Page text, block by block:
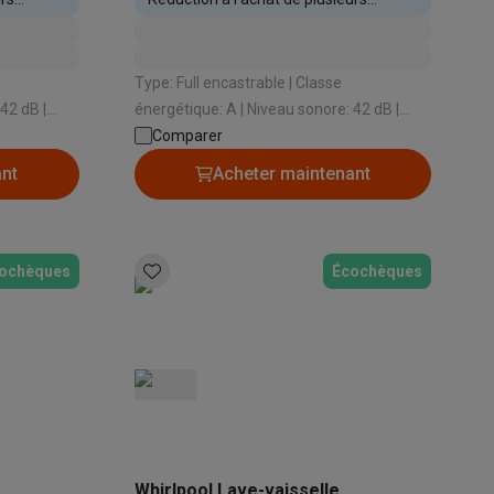
Type: Full encastrable | Classe
énergétique: A | Niveau sonore: 42 dB |
Type de système de séchage: Échangeur
de chaleur | Rangement couverts: Panier à
couverts
Comparer
Acheter maintenant
Écochèques